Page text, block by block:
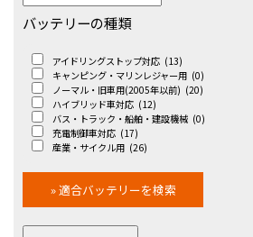
バッテリーの種類
アイドリングストップ対応 (13)
キャンピング・マリンレジャー用 (0)
ノーマル・旧車用(2005年以前) (20)
ハイブリッド車対応 (12)
バス・トラック・船舶・建設機械 (0)
充電制御車対応 (17)
産業・サイクル用 (26)